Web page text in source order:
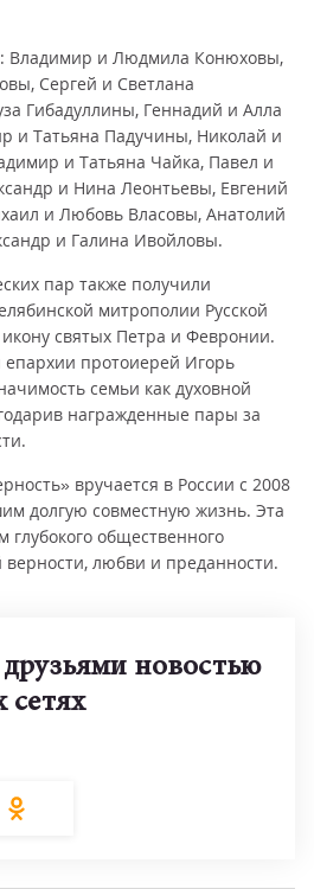
Владимир и Людмила Конюховы,
Сергей и Светлана
Гибадуллины, Геннадий и Алла
и Татьяна Падучины, Николай и
и Татьяна Чайка, Павел и
и Нина Леонтьевы, Евгений
и Любовь Власовы, Анатолий
и Галина Ивойловы.
пар также получили
митрополии Русской
святых Петра и Февронии.
епархии протоиерей Игорь
семьи как духовной
награжденные пары за
вручается в России с 2008
долгую совместную жизнь. Эта
глубокого общественного
верности, любви и преданности.
новостью
сетях